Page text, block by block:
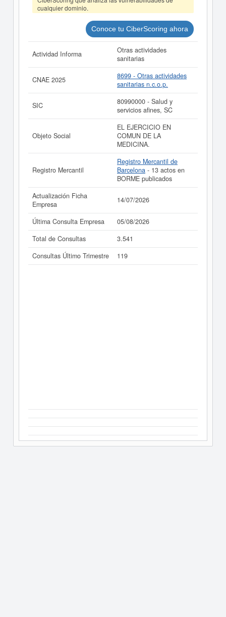
La última actualización del informe de empresa se ha
cualquier dominio.
Conoce tu CiberScoring ahora
Actividad Informa
Otras actividades
sanitarias
CNAE 2025
8699 - Otras actividades
sanitarias n.c.o.p.
SIC
80990000 - Salud y
servicios afines, SC
Objeto Social
EL EJERCICIO EN
COMUN DE LA
MEDICINA.
Registro Mercantil
Registro Mercantil de
Barcelona - 13 actos en
BORME publicados
Actualización Ficha
Empresa
14/07/2026
Última Consulta Empresa
05/08/2026
Total de Consultas
3.541
Consultas Último Trimestre
119